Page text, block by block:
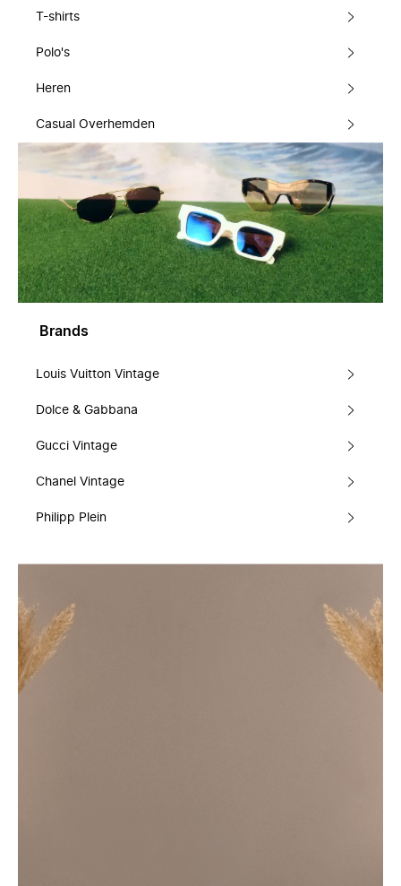
T-shirts
Polo's
Heren
Casual Overhemden
Brands
Louis Vuitton Vintage
Dolce & Gabbana
Gucci Vintage
Chanel Vintage
Philipp Plein